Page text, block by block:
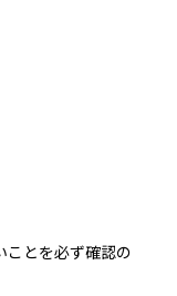
とを必ず確認の